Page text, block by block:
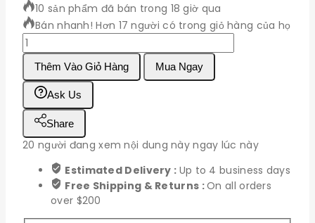
10 sản phẩm đã bán trong 18 giờ qua
Bán nhanh! Hơn 17 người có trong giỏ hàng của họ
Module
Relay
5VDC
-
Kênh
lượng
Thêm Vào Giỏ Hàng Mua Ngay
Ask Us
Share
20 người đang xem nội dung này ngay lúc này
Estimated Delivery : Up to 4 business days
Free Shipping & Returns :On all orders
over $200